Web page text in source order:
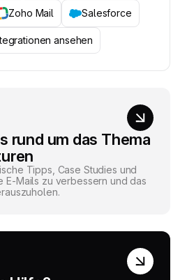
Zoho Mail Salesforce
ansehen
rund um das Thema
Tipps, Case Studies und
E-Mails zu verbessern und das